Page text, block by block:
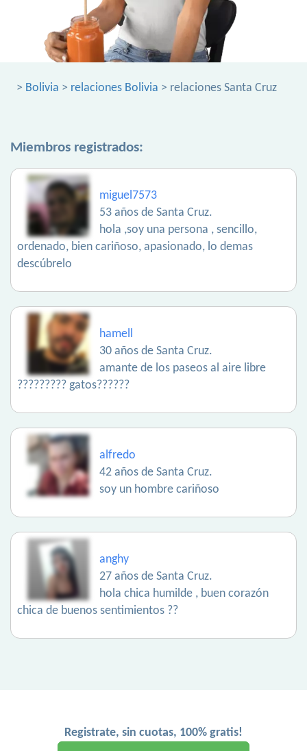
> Bolivia > relaciones Bolivia > relaciones Santa Cruz
Miembros registrados:
miguel7573
53 años de Santa Cruz.
hola ,soy una persona , sencillo,
ordenado, bien cariñoso, apasionado, lo demas
descúbrelo
hamell
30 años de Santa Cruz.
amante de los paseos al aire libre
????????? gatos??????
alfredo
42 años de Santa Cruz.
soy un hombre cariñoso
anghy
27 años de Santa Cruz.
hola chica humilde , buen corazón
chica de buenos sentimientos ??
Registrate, sin cuotas, 100% gratis!